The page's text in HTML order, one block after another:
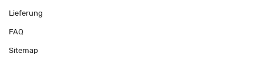
Lieferung
FAQ
Sitemap